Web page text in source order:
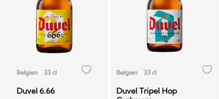
Belgien 33 cl
Duvel 6.66
Belgien 33 cl
Duvel Tripel Hop